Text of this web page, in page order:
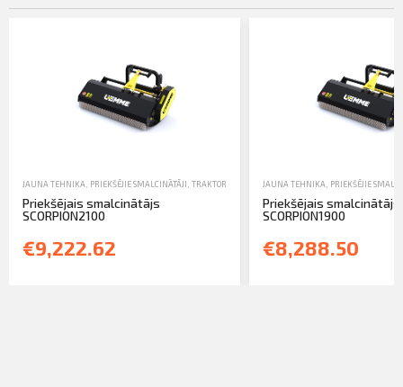
JAUNA TEHNIKA PRIEKŠĒJIE SMALCINĀTĀJI TRAKTORTEHNIKAS UZKARES UN APRĪKOJUMS
Priekšējais smalcinātājs
SCORPION2100
€9,222.62
JAUNA TEHNIKA PRIEKŠĒJIE
Priekšējais smalcinātājs
SCORPION1900
€8,288.50